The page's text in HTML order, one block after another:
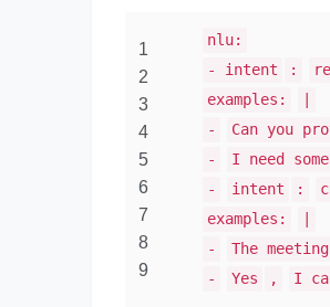
1
2
3
4
5
6
7
8
9
nlu:
- intent
:
examples:
-
Can you
-
I need
-
intent :
examples:
-
The
-
Yes , I